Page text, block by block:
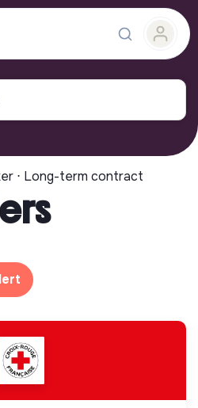
⋅ Long-term contract